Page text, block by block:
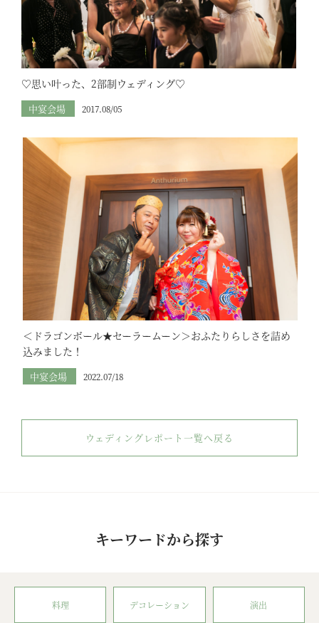
♡思い叶った、2部制ウェディング♡
中宴会場 2017.08/05
＜ドラゴンボール★セーラームーン＞おふたりらしさを詰め
込みました！
中宴会場 2022.07/18
ウェディングレポート一覧へ戻る
キーワードから探す
料理 デコレーション 演出